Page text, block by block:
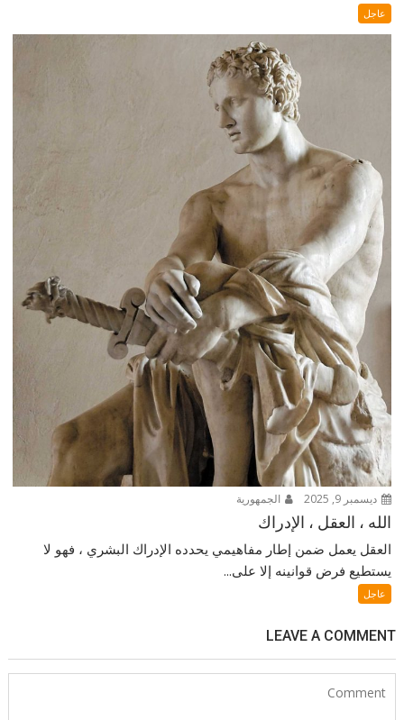
عاجل
ديسمبر 9, 2025 الجمهورية
الله ، العقل ، الإدراك
العقل يعمل ضمن إطار مفاهيمي يحدده الإدراك البشري ، فهو لا
يستطيع فرض قوانينه إلا على...
عاجل
LEAVE A COMMENT